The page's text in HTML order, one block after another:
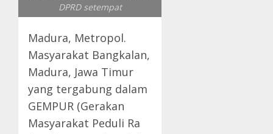
DPRD setempat
Madura, Metropol.
Masyarakat Bangkalan,
Madura, Jawa Timur
yang tergabung dalam
GEMPUR (Gerakan
Masyarakat Peduli Ra